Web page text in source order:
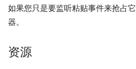
如果您只是要监听粘贴事件来抢占
器。
资源